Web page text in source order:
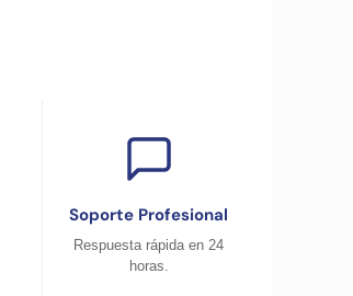
Soporte Profesional
Respuesta rápida en 24
horas.